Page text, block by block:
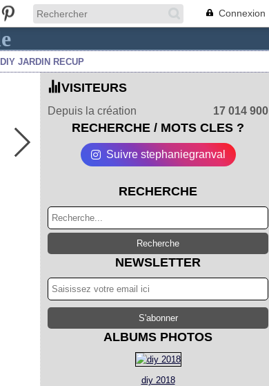
Connexion
DIY JARDIN RECUP
VISITEURS
Depuis la création 17 014 900
RECHERCHE / MOTS CLES ?
Suivre stephaniegranval
RECHERCHE
NEWSLETTER
ALBUMS PHOTOS
diy 2018